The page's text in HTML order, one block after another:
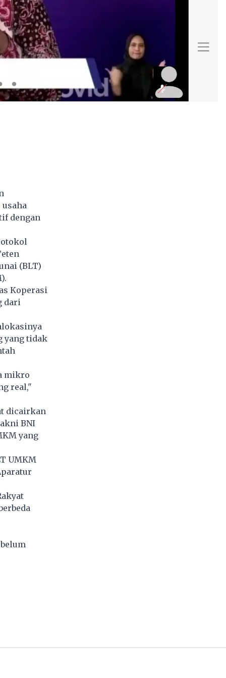
dengan
(BLT)
Koperasi
dari
yang tidak
mikro
real,"
dicairkan
BNI
yang
UMKM